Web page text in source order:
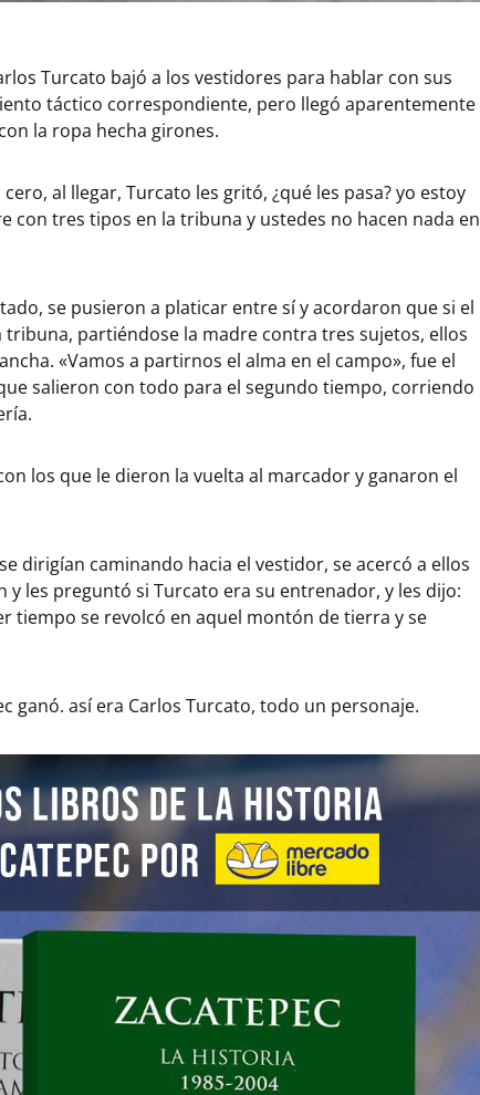
Turcato bajó a los vestidores para hablar con sus
táctico correspondiente, pero llegó aparentemente
la ropa hecha girones.
al llegar, Turcato les gritó, ¿qué les pasa? yo estoy
con tres tipos en la tribuna y ustedes no hacen nada en
se pusieron a platicar entre sí y acordaron que si el
tribuna, partiéndose la madre contra tres sujetos, ellos
«Vamos a partirnos el alma en el campo», fue el
salieron con todo para el segundo tiempo, corriendo
los que le dieron la vuelta al marcador y ganaron el
dirigían caminando hacia el vestidor, se acercó a ellos
y les preguntó si Turcato era su entrenador, y les dijo:
tiempo se revolcó en aquel montón de tierra y se
ganó. así era Carlos Turcato, todo un personaje.